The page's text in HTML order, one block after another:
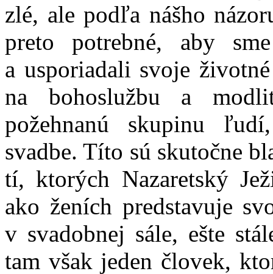
zlé, ale podľa nášho
preto potrebné, aby
a usporiadali svoje
na bohoslužbu a
požehnanú skupinu
svadbe. Títo sú skutočne
tí, ktorých Nazaretský
ako ženích predstavuje
v svadobnej sále, ešte
tam však jeden človek,